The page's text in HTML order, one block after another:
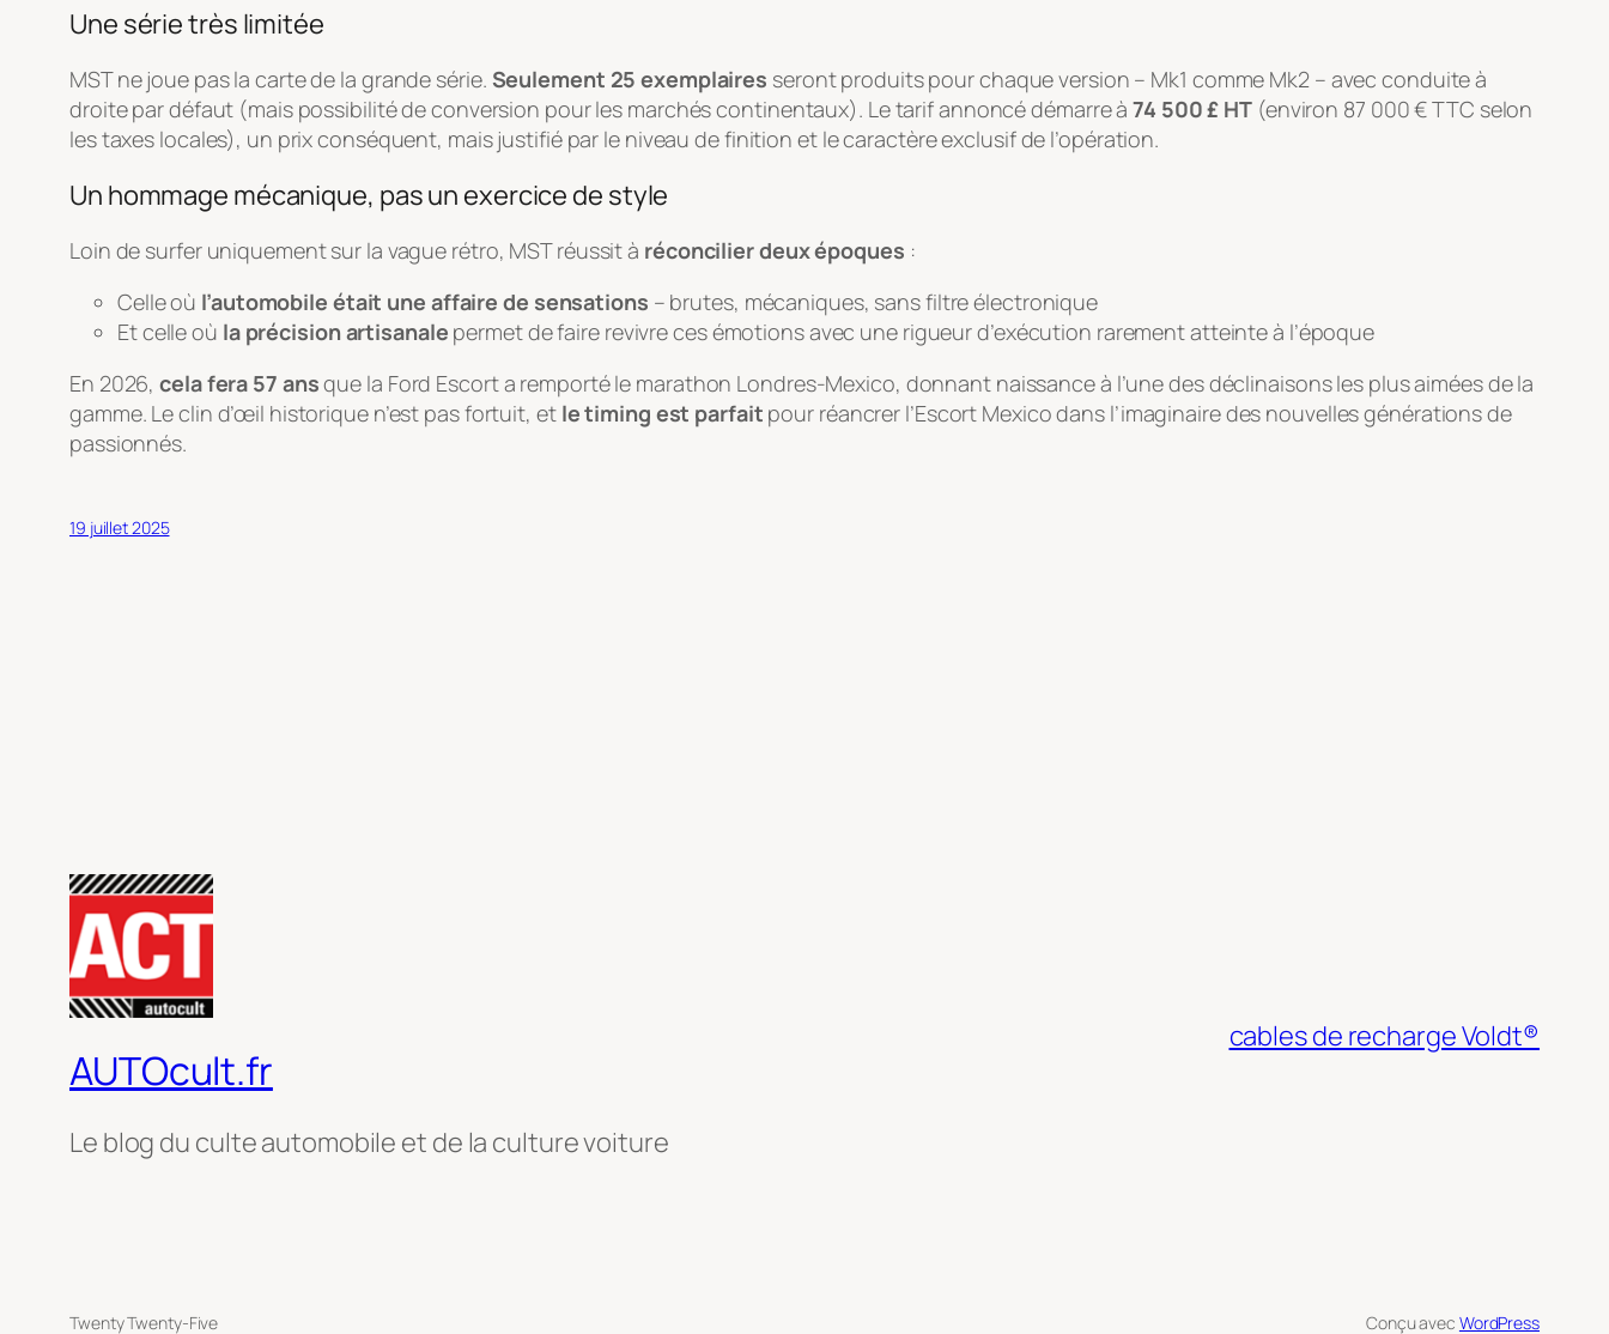
Une série très limitée
MST ne joue pas la carte de la grande série. Seulement 25 exemplaires seront produits pour chaque version – Mk1 comme Mk2 – avec conduite à
droite par défaut (mais possibilité de conversion pour les marchés continentaux). Le tarif annoncé démarre à74 500 £ HT (environ 87 000 € TTC selon
les taxes locales), un prix conséquent, mais justifié par le niveau de finition et le caractère exclusif de l’opération.
Un hommage mécanique, pas un exercice de style
Loin de surfer uniquement sur la vague rétro, MST réussit à réconcilier deux époques :
Celle où l’automobile était une affaire de sensations – brutes, mécaniques, sans filtre électronique
Et celle où la précision artisanale permet de faire revivre ces émotions avec une rigueur d’exécution rarement atteinte à l’époque
En 2026,cela fera 57 ansque la Ford Escort a remporté le marathon Londres-Mexico, donnant naissance à l’une des déclinaisons les plus aimées de la
gamme. Le clin d’œil historique n’est pas fortuit, et le timing est parfait pour réancrer l’Escort Mexico dans l’imaginaire des nouvelles générations de
passionnés.
19 juillet 2025
AUTOcult.fr
Le blog du culte automobile et de la culture voiture
cables de recharge Voldt®
Twenty Twenty-Five Conçu avec WordPress